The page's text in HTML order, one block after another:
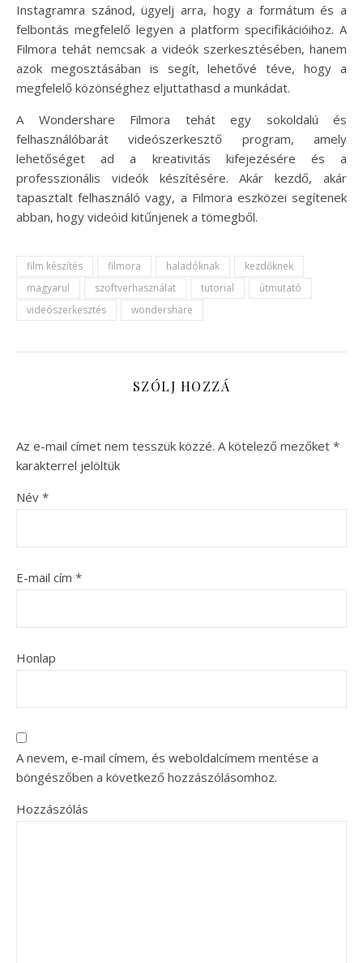
Instagramra szánod, ügyelj arra, hogy a formátum és a
felbontás megfelelő legyen a platform specifikációihoz. A
Filmora tehát nemcsak a videók szerkesztésében, hanem
azok megosztásában is segít, lehetővé téve, hogy a
megfelelő közönséghez eljuttathasd a munkádat.
A Wondershare Filmora tehát egy sokoldalú és
felhasználóbarát videószerkesztő program, amely
lehetőséget ad a kreativitás kifejezésére és a
professzionális videók készítésére. Akár kezdő, akár
tapasztalt felhasználó vagy, a Filmora eszközei segítenek
abban, hogy videóid kitűnjenek a tömegből.
film készítés filmora haladóknak
kezdőknek
magyarul
szoftverhasználat tutorial
útmutató
videószerkesztés
wondershare
SZÓLJ HOZZÁ
Az e-mail címet nem tesszük közzé. A kötelező mezőket *
karakterrel jelöltük
Név *
E-mail cím *
Honlap
A nevem, e-mail címem, és weboldalcímem mentése a
böngészőben a következő hozzászólásomhoz.
Hozzászólás